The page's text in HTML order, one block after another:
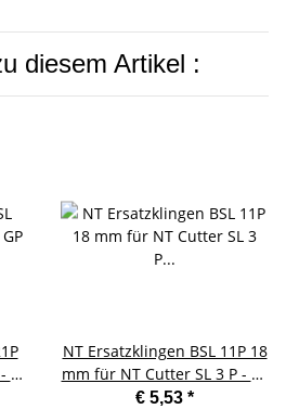
diesem Artikel :
3
NT Ersatzklingen BSL 11P 18
mm für NT Cutter SL 3 P - 10
Stück
€ 5,53 *